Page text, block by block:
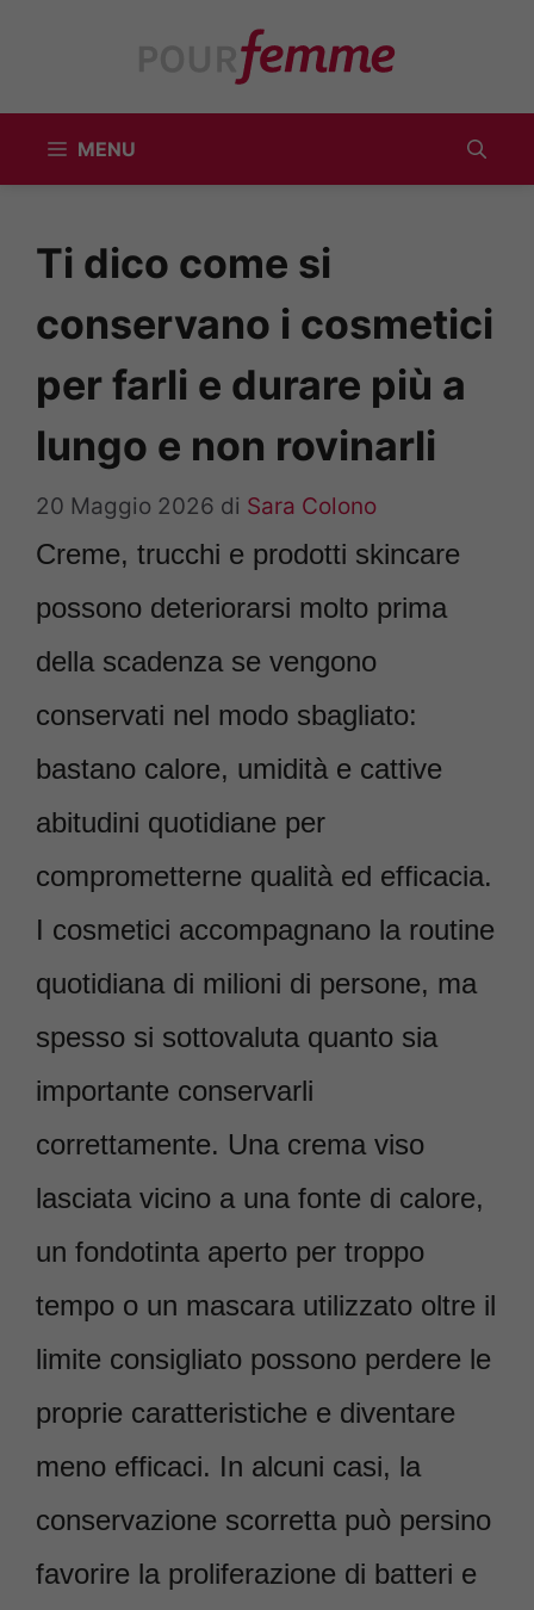
MENU
Ti dico come si
conservano i cosmetici
per farli e durare più a
lungo e non rovinarli
20 Maggio 2026 di Sara Colono
Creme, trucchi e prodotti skincare
possono deteriorarsi molto prima
della scadenza se vengono
conservati nel modo sbagliato:
bastano calore, umidità e cattive
abitudini quotidiane per
comprometterne qualità ed efficacia.
I cosmetici accompagnano la routine
quotidiana di milioni di persone, ma
spesso si sottovaluta quanto sia
importante conservarli
correttamente. Una crema viso
lasciata vicino a una fonte di calore,
un fondotinta aperto per troppo
tempo o un mascara utilizzato oltre il
limite consigliato possono perdere le
proprie caratteristiche e diventare
meno efficaci. In alcuni casi, la
conservazione scorretta può persino
favorire la proliferazione di batteri e